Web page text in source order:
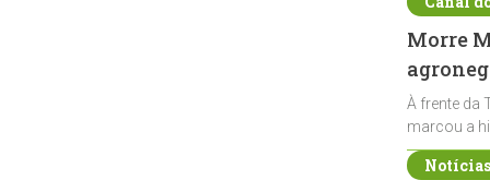
Morre
À frente da
marcou a